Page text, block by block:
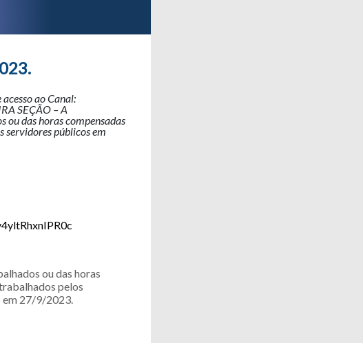
ao Canal:
SEÇÃO – A
ou das horas compensadas
servidores públicos em
ou das horas
pelos
em 27/9/2023.